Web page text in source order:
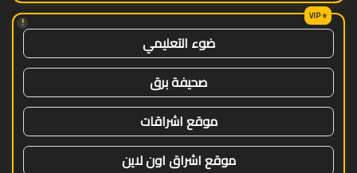
!
ضوء التعليمي
صحيفة برق
موقع اشراقات
موقع اشراق اون لاين